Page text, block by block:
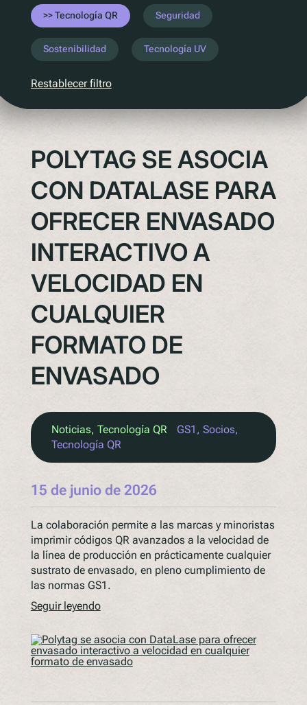
SB54
EPR
ESPR
Contacto
Socios
QR al cuadrado de Polytag
Tecnología QR Seguridad
Sostenibilidad Tecnología UV
Restablecer filtro
POLYTAG SE ASOCIA
CON DATALASE PARA
OFRECER ENVASADO
INTERACTIVO A
VELOCIDAD EN
CUALQUIER
FORMATO DE
ENVASADO
Noticias, Tecnología QR GS1 , Socios
Tecnología QR
15 de junio de 2026
La colaboración permite a las marcas y minoristas
imprimir códigos QR avanzados a la velocidad de
la línea de producción en prácticamente cualquier
sustrato de envasado, en pleno cumplimiento de
las normas GS1.
Seguir leyendo